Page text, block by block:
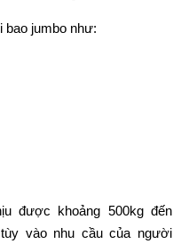
bao jumbo như:
được khoảng 500kg đến
vào nhu cầu của người